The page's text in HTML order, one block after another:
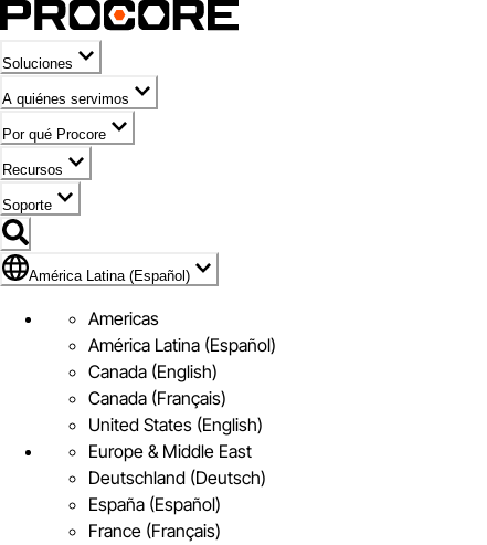
Soluciones
A quiénes servimos
Por qué Procore
Recursos
Soporte
Bandera de América Latina (Español)
América Latina (Español)
Americas
América Latina (Español)
Canada (English)
Canada (Français)
United States (English)
Europe & Middle East
Deutschland (Deutsch)
España (Español)
France (Français)